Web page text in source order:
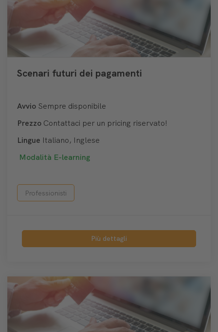
Scenari futuri dei pagamenti
Avvio Sempre disponibile
Prezzo Contattaci per un pricing riservato!
Lingue Italiano, Inglese
Modalità E-learning
Professionisti
Più dettagli